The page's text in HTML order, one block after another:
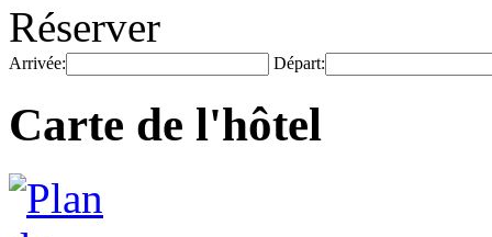
Réserver
Arrivée: Départ:
Carte de l'hôtel